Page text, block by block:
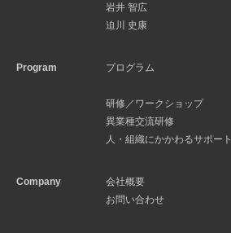
岩井 智広
迫川 史康
Program プログラム
研修／ワークショップ
異業種交流研修
人・組織にかかわるサポート
Company
会社概要
お問い合わせ